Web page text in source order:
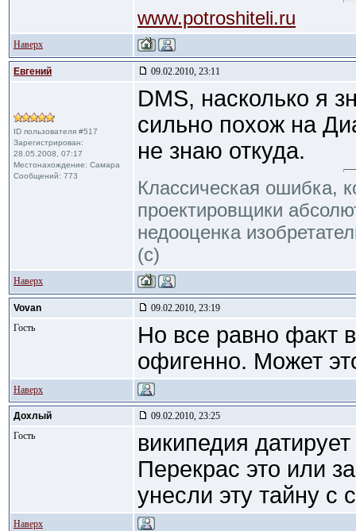
www.potroshiteli.ru
Наверх
Евгений 09.02.2010, 23:11
ID пользователя #517
Зарегистрирован:
28.05.2008, 07:17
Местонахождение: Самара
Сообщений: 773
DMS, насколько я
сильно похож на
не знаю откуда.
Классическая ошибка,
проектировщики
недооценка
(с)
Наверх
Vovan
09.02.2010, 23:19
Гость
Но все равно факт
офигенно. Может
Наверх
Дохлый
09.02.2010, 23:25
Гость
википедия
Перекрас это или
унесли эту тайну с
Наверх